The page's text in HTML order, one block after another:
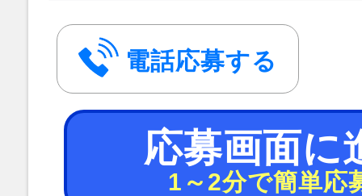
電話応募する
応募画面に
1～2分で簡単応